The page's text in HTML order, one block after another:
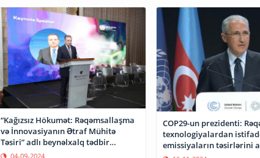
“Kağızsız Hökumət: Rəqəmsallaşma
və İnnovasiyanın Ətraf Mühitə
Təsiri” adlı beynəlxalq tədbir
keçirilir
04-09-2024
COP29-un prezidenti:
texnologiyalardan
emissiyaların təsirlərini